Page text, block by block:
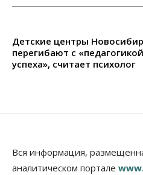
Детские центры
перегибают с «педагогикой
успеха», считает психолог
Вся информация,
аналитическом портале